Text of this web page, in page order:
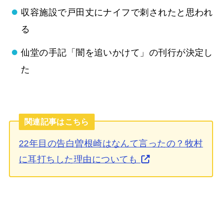
収容施設で戸田丈にナイフで刺されたと思われ
る
仙堂の手記「闇を追いかけて」の刊行が決定し
た
関連記事はこちら
22年目の告白曽根崎はなんて言ったの？牧村
に耳打ちした理由についても